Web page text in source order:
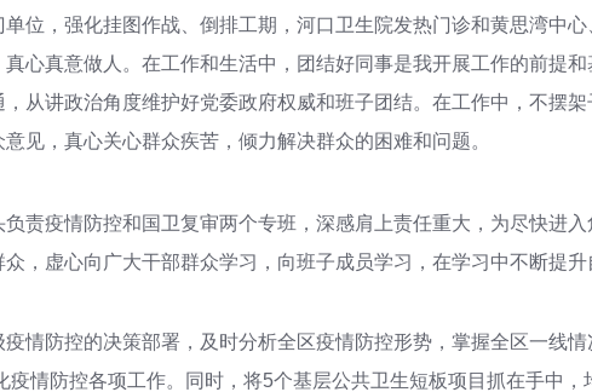
位，强化挂图作战、倒排工期，河口卫生院发热门诊和黄思湾中
心真意做人。在工作和生活中，团结好同事是我开展工作的前提
从讲政治角度维护好党委政府权威和班子团结。在工作中，不摆
见，真心关心群众疾苦，倾力解决群众的困难和问题。
责疫情防控和国卫复审两个专班，深感肩上责任重大，为尽快进
，虚心向广大干部群众学习，向班子成员学习，在学习中不断提
情防控的决策部署，及时分析全区疫情防控形势，掌握全区一线情
疫情防控各项工作。同时，将5个基层公共卫生短板项目抓在手中